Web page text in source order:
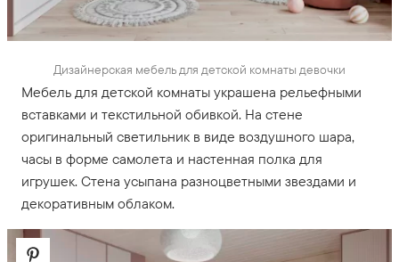
Дизайнерская мебель для детской комнаты девочки
Мебель для детской комнаты украшена рельефными
вставками и текстильной обивкой. На стене
оригинальный светильник в виде воздушного шара,
часы в форме самолета и настенная полка для
игрушек. Стена усыпана разноцветными звездами и
декоративным облаком.